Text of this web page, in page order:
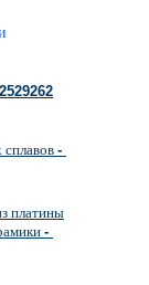
сплавов -
платины
-